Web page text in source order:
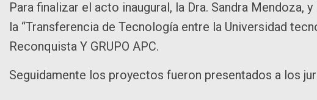
Para finalizar el acto inaugural, la Dra. Sandra Mendoza,
la “Transferencia de Tecnología entre la Universidad
Reconquista Y GRUPO APC.
Seguidamente los proyectos fueron presentados a los